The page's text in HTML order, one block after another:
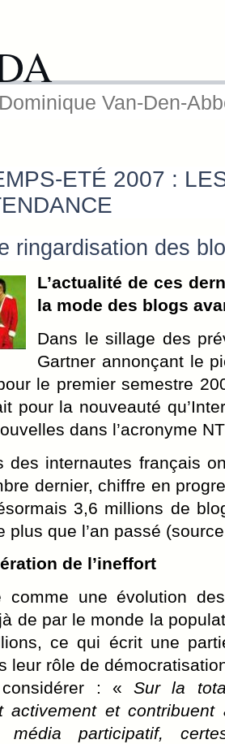
Van-Den-
ETÉ 2007 :
ringardisation des
L’actualité de ces
la mode des blogs
Dans le sillage des
Gartner annonçant le
le premier semestre
pour la nouveauté
dans l’acronyme
des internautes français
dernier, chiffre en
3,6 millions de
plus que l’an passé
de l’ineffort
comme une évolution
de par le monde la
ce qui écrit une
leur rôle de
: «Sur la
activement et
média participatif,